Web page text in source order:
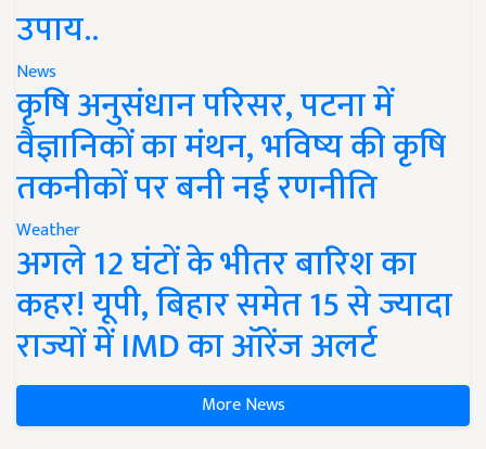
उपाय..
News
कृषि अनुसंधान परिसर, पटना में
वैज्ञानिकों का मंथन, भविष्य की कृषि
तकनीकों पर बनी नई रणनीति
Weather
अगले 12 घंटों के भीतर बारिश का
कहर! यूपी, बिहार समेत 15 से ज्यादा
राज्यों में IMD का ऑरेंज अलर्ट
More News